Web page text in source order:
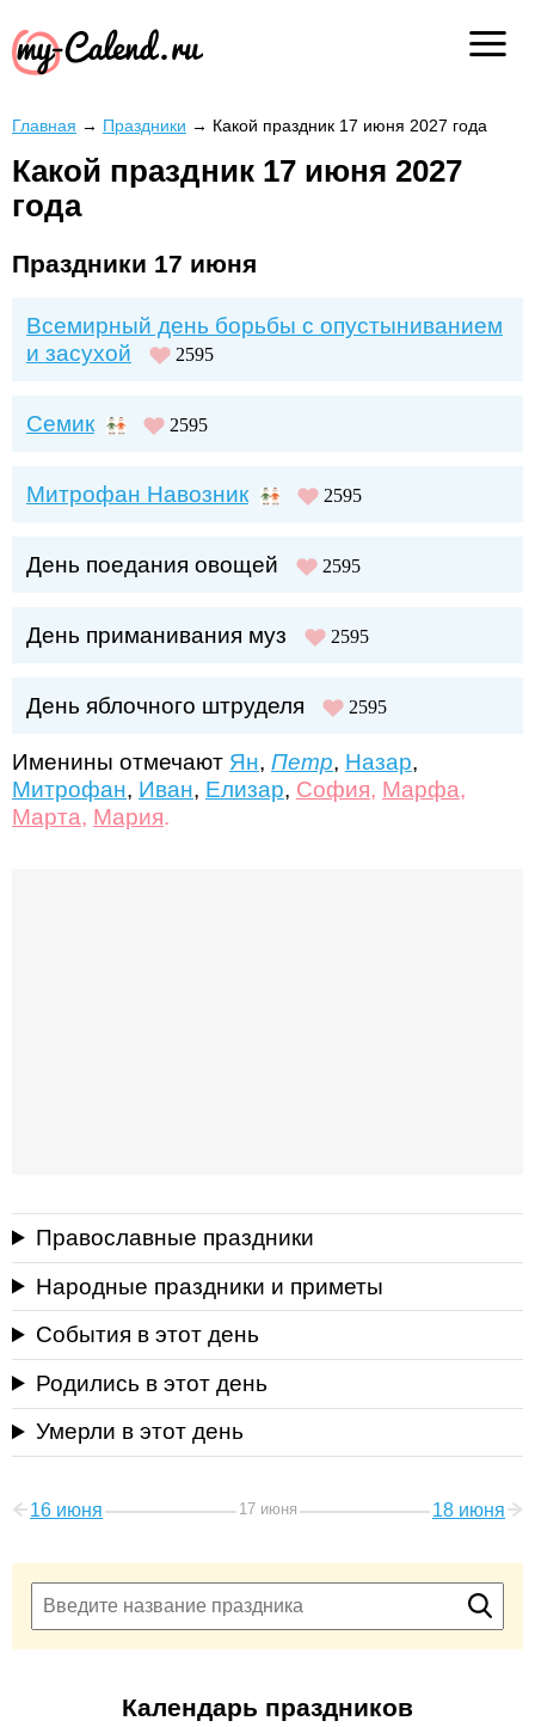
Главная → Праздники → Какой праздник 17 июня 2027 года
Какой праздник 17 июня 2027
года
Праздники 17 июня
Всемирный день борьбы с опустыниванием
и засухой
2595
Семик 2595
Митрофан Навозник 2595
День поедания овощей 2595
День приманивания муз 2595
День яблочного штруделя 2595
Именины отмечают Ян, Петр, Назар,
Митрофан, Иван, Елизар, София, Марфа,
Марта, Мария.
Православные праздники
Народные праздники и приметы
События в этот день
Родились в этот день
Умерли в этот день
16 июня 17 июня 18 июня
Календарь праздников